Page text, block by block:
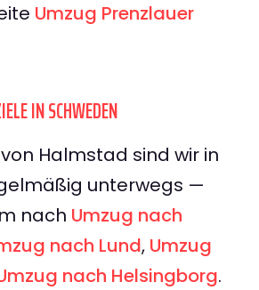
Umzug Prenzlauer
IN SCHWEDEN
Halmstad sind wir in
unterwegs —
nach Umzug nach
nach Lund, Umzug
nach Helsingborg.